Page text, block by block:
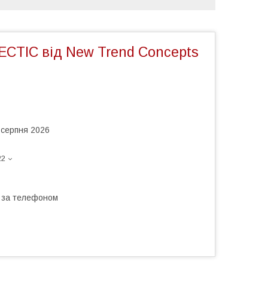
від New Trend Concepts
2026
за телефоном